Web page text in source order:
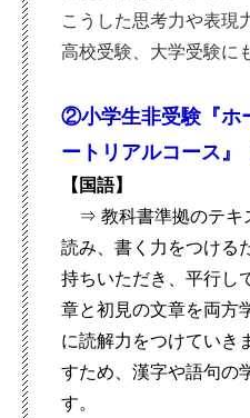
こうした思考力や表現
高校受験、大学受験に
②小学生非受験『ホ
ートリアルコース』
【国語】
⇒ 教科書準拠のテキ
読み、書く力をつける
持ちいただき、平行し
章と初見の文章を両方
に読解力をつけていき
すため、漢字や語句の
す。